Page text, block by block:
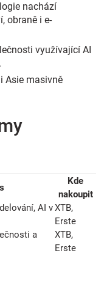
nachází
obraně i e-
využívající AI
i Asie masivně
Kde
nakoupit
AI vXTB,
Erste
a
XTB,
Erste